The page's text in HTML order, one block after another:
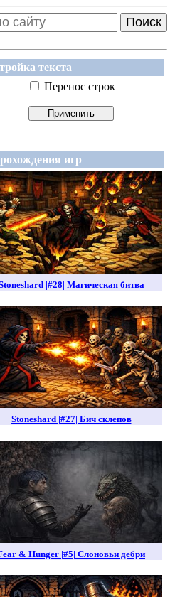
Поиск
текста
Перенос строк
игр
|#28| Магическая битва
Stoneshard |#27| Бич склепов
& Hunger |#5| Слоновьи дебри